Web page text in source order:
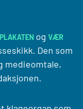
og VÆR
Den som
medieomtale,